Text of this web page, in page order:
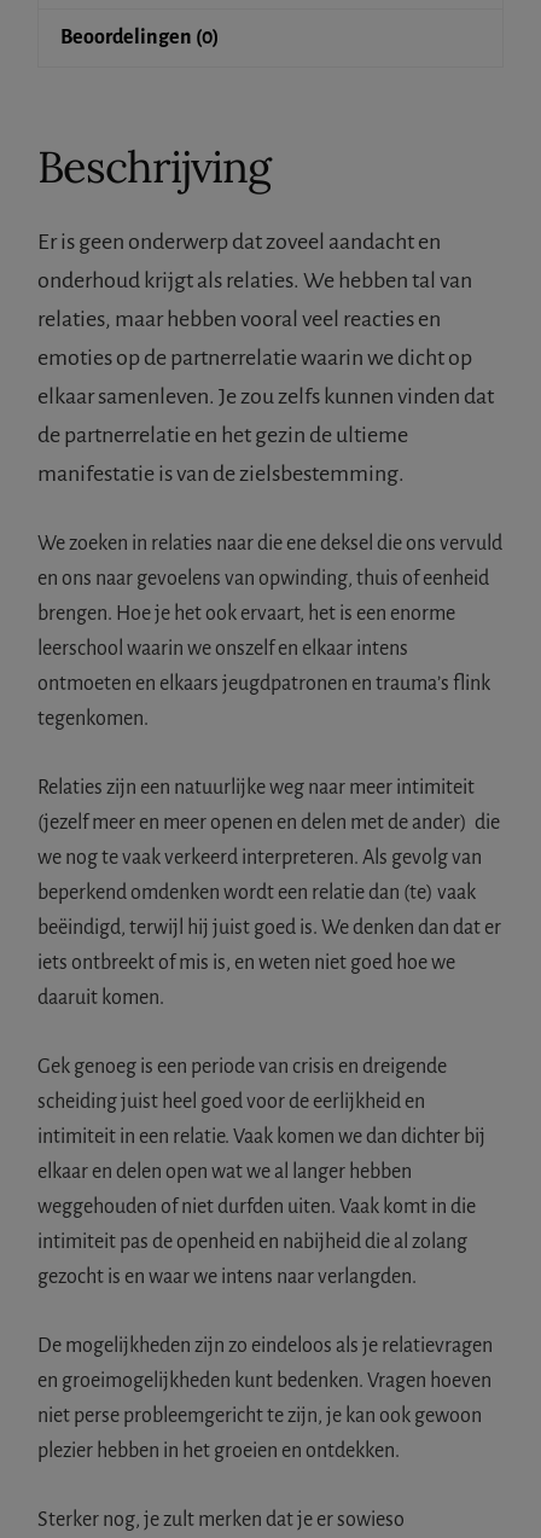
Beoordelingen (0)
Beschrijving
Er is geen onderwerp dat zoveel aandacht en
onderhoud krijgt als relaties. We hebben tal van
relaties, maar hebben vooral veel reacties en
emoties op de partnerrelatie waarin we dicht op
elkaar samenleven. Je zou zelfs kunnen vinden dat
de partnerrelatie en het gezin de ultieme
manifestatie is van de zielsbestemming.
We zoeken in relaties naar die ene deksel die ons vervuld
en ons naar gevoelens van opwinding, thuis of eenheid
brengen. Hoe je het ook ervaart, het is een enorme
leerschool waarin we onszelf en elkaar intens
ontmoeten en elkaars jeugdpatronen en trauma’s flink
tegenkomen.
Relaties zijn een natuurlijke weg naar meer intimiteit
(jezelf meer en meer openen en delen met de ander) die
we nog te vaak verkeerd interpreteren. Als gevolg van
beperkend omdenken wordt een relatie dan (te) vaak
beëindigd, terwijl hij juist goed is. We denken dan dat er
iets ontbreekt of mis is, en weten niet goed hoe we
daaruit komen.
Gek genoeg is een periode van crisis en dreigende
scheiding juist heel goed voor de eerlijkheid en
intimiteit in een relatie. Vaak komen we dan dichter bij
elkaar en delen open wat we al langer hebben
weggehouden of niet durfden uiten. Vaak komt in die
intimiteit pas de openheid en nabijheid die al zolang
gezocht is en waar we intens naar verlangden.
De mogelijkheden zijn zo eindeloos als je relatievragen
en groeimogelijkheden kunt bedenken. Vragen hoeven
niet perse probleemgericht te zijn, je kan ook gewoon
plezier hebben in het groeien en ontdekken.
Sterker nog, je zult merken dat je er sowieso